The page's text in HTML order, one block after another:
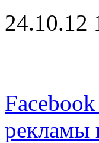
24.10.12
рекламы